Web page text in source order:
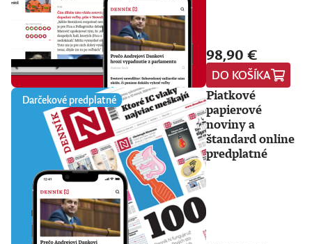
98,90 €
DO KOŠÍKA
Darčekové predplatné
Piatkové
papierové
noviny a
štandard online
predplatné